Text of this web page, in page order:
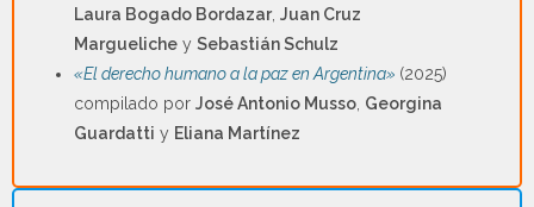
Laura Bogado Bordazar, Juan Cruz
Margueliche y Sebastián Schulz
«El derecho humano a la paz en Argentina» (2025)
compilado por José Antonio Musso, Georgina
Guardatti y Eliana Martínez